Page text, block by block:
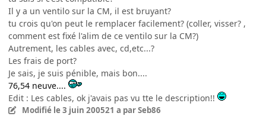
Il y a un ventilo sur la CM, il est bruyant?
tu crois qu'on peut le remplacer facilement? (coller, visser? ,
comment est fixé l'alim de ce ventilo sur la CM?)
Autrement, les cables avec, cd,etc...?
Les frais de port?
Je sais, je suis pénible, mais bon....
76,54 neuve....
Edit : Les cables, ok j'avais pas vu tte le description!!
Modifié le 3 juin 200521 a par Seb86